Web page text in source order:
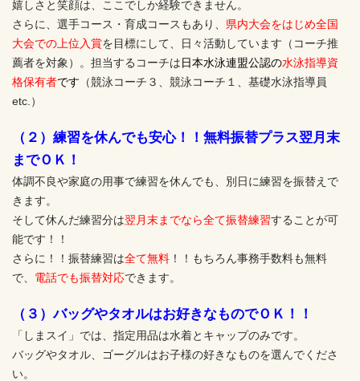
嬉しさと笑顔は、ここでしか経験できません。
さらに、選手コース・育成コースもあり、 県内大会をはじめ全国
大会での上位入賞を目標にして、日々活動しています（コーチ推
薦者を対象）。担当するコーチは日本水泳連盟公認の水泳指導資
格保有者です （競泳コーチ３、競泳コーチ１、基礎水泳指導員
etc.）
（２）練習を休んでも安心！！無料振替プラス翌月末
までＯＫ！
体調不良や家庭の用事で練習を休んでも、別日に練習を振替えで
きます。
そして休んだ練習分は翌月末までなら全て振替練習することが可
能です！！
さらに！！振替練習は全て無料 ！！もちろん事務手数料も無料
で、 電話でも振替対応できます。
（３）バッグやタオルはお好きなものでＯＫ！！
「しまスイ」では、指定用品は水着とキャップのみです。
バッグやタオル、ゴーグルはお子様の好きなものを選んでくださ
い。